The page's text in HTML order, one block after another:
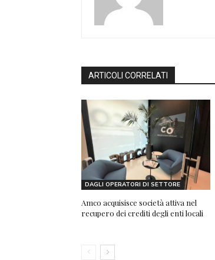
ARTICOLI CORRELATI
DAGLI OPERATORI DI SETTORE
Amco acquisisce società attiva nel
recupero dei crediti degli enti locali